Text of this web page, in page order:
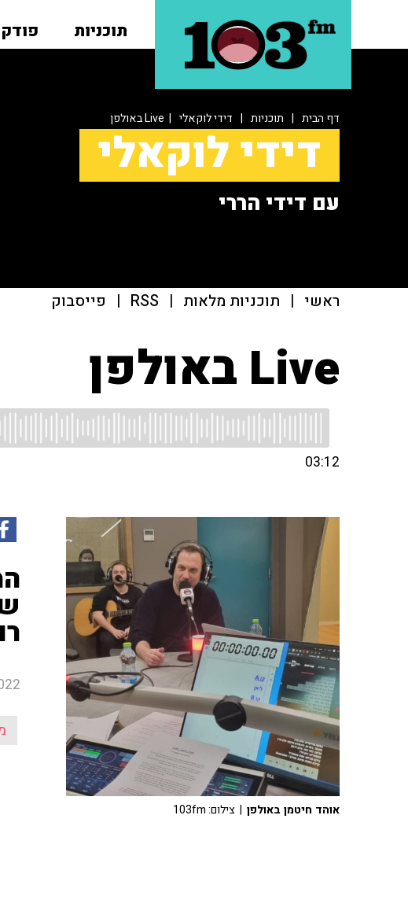
תוכניות
דף הבית | תוכניות | דידי לוקאלי | Live באולפן
דידי לוקאלי
עם דידי הררי
ראשי | תוכניות מלאות |
RSS
| פייסבוק
Live באולפן
03:12
אוהד חיטמן באולפן | צילום: 103fm